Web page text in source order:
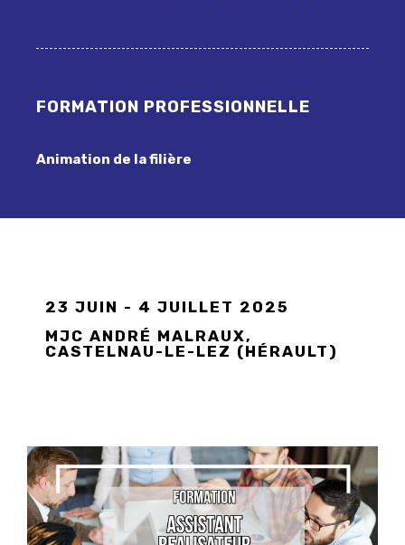
FORMATION PROFESSIONNELLE
Animation de la filière
23 JUIN - 4 JUILLET 2025
MJC ANDRÉ MALRAUX,
CASTELNAU-LE-LEZ (HÉRAULT)